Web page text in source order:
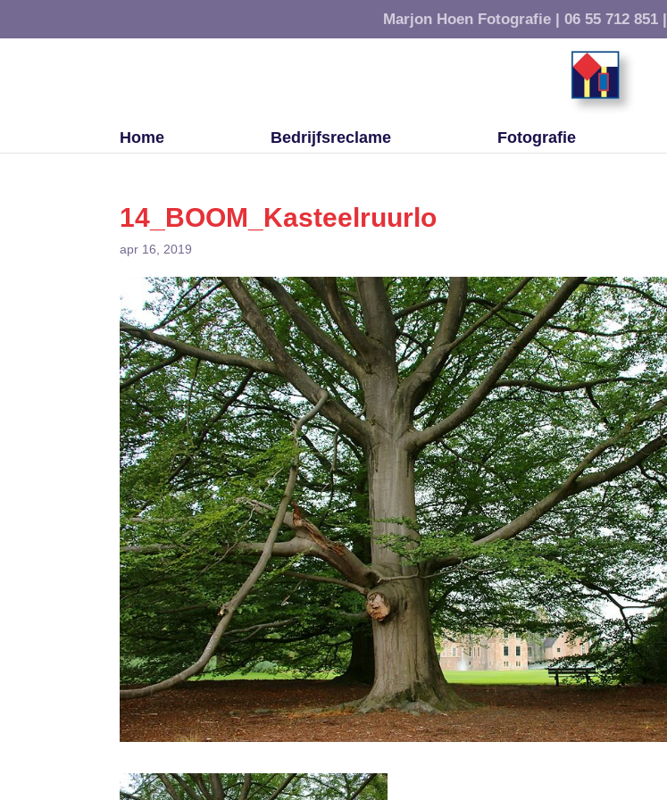
Marjon Hoen Fotografie | 06 55 712 851 |
Home Bedrijfsreclame Fotografie
14_BOOM_Kasteelruurlo
apr 16, 2019